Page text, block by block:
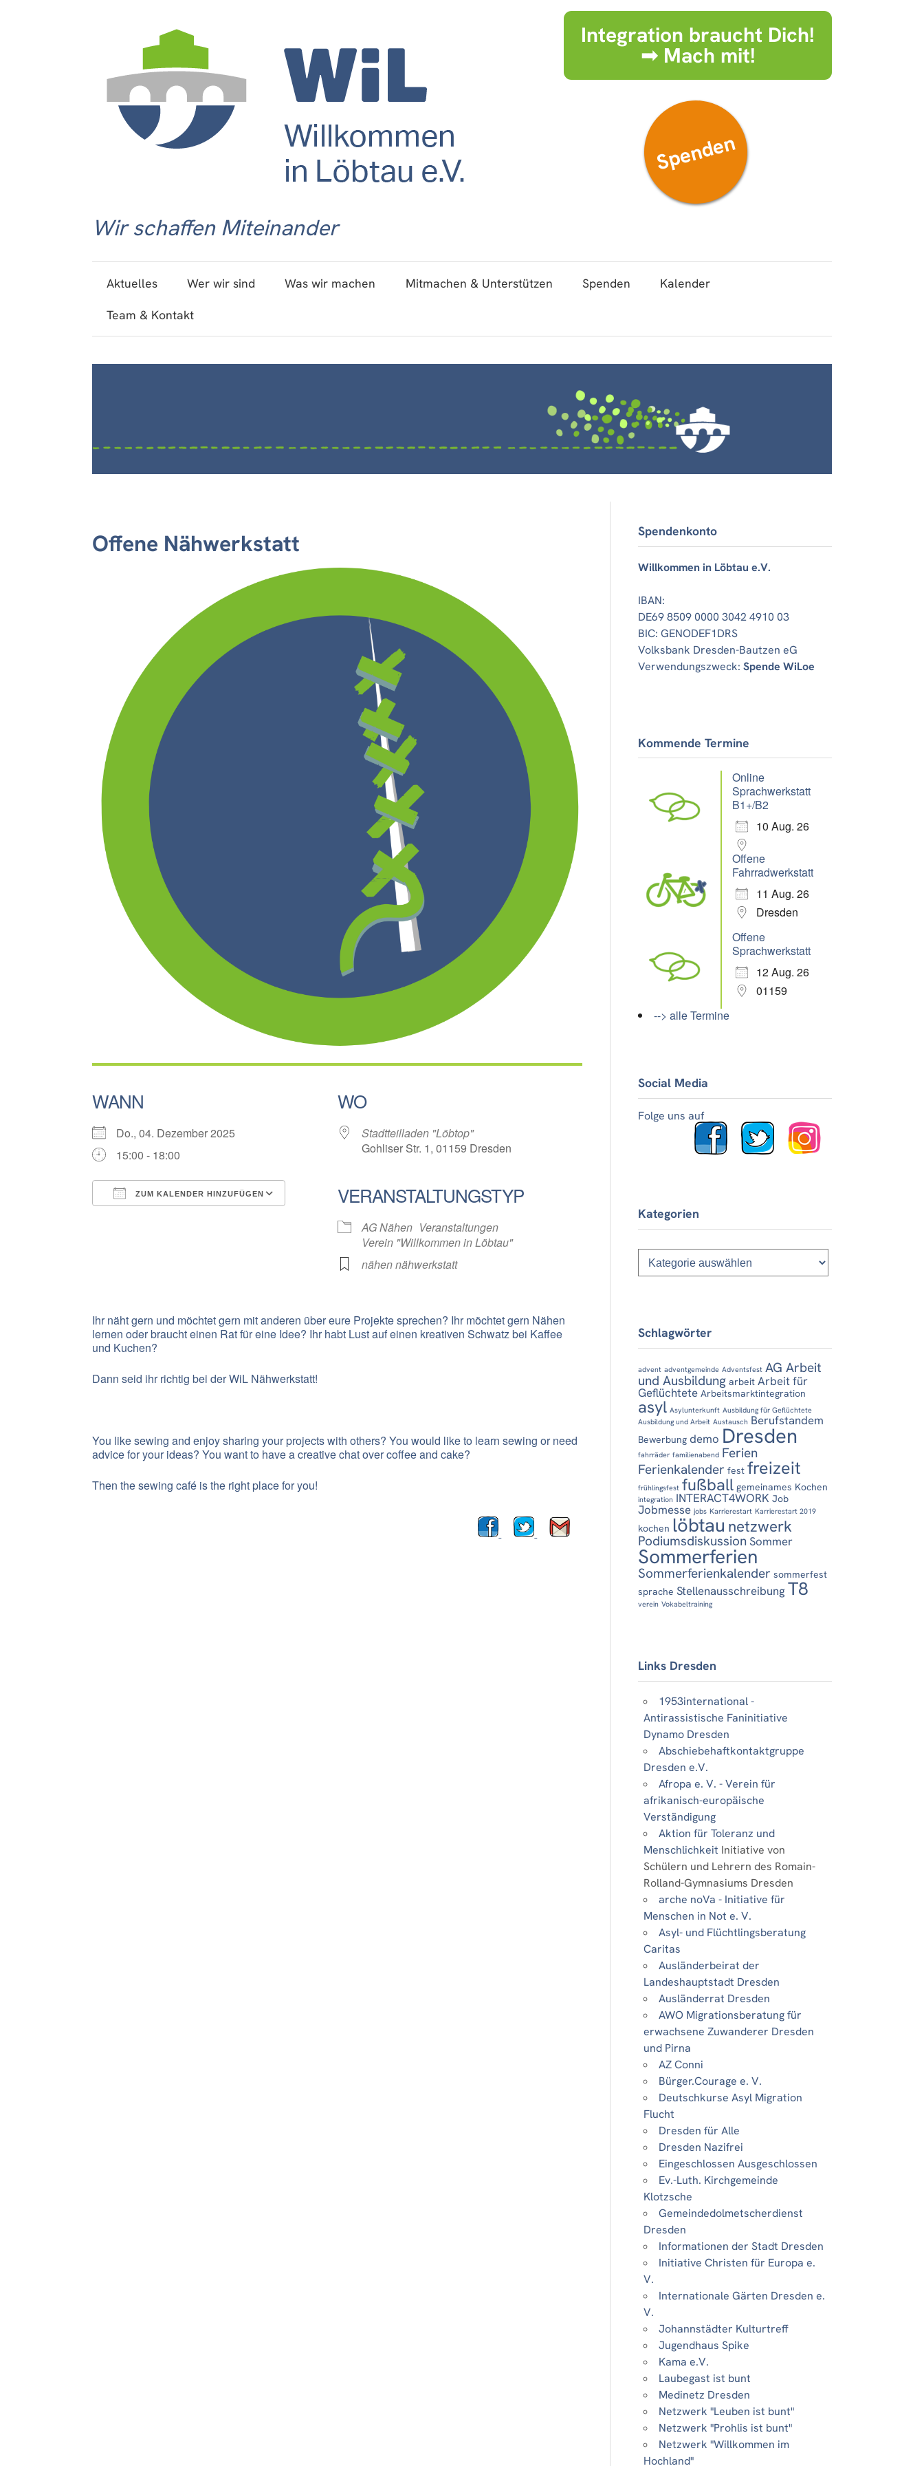
Wir schaffen Miteinander
Integration braucht Dich!
➟ Mach mit!
Spenden
Aktuelles Wer wir sind Was wir machen Mitmachen & Unterstützen Spenden
Kalender
Team & Kontakt
Offene Nähwerkstatt
WANN
Do., 04. Dezember 2025
15:00 - 18:00
ZUM KALENDER HINZUFÜGEN
Google Kalender Office 365
WO
Stadtteilladen "Löbtop"
Gohliser Str. 1, 01159 Dresden
VERANSTALTUNGSTYP
AG Nähen Veranstaltungen
Verein "Willkommen in Löbtau"
nähen nähwerkstatt
Ihr näht gern und möchtet gern mit anderen über eure Projekte sprechen? Ihr möchtet gern Nähen
lernen oder braucht einen Rat für eine Idee? Ihr habt Lust auf einen kreativen Schwatz bei Kaffee
und Kuchen?
Dann seid ihr richtig bei der WiL Nähwerkstatt!
You like sewing and enjoy sharing your projects with others? You would like to learn sewing or need
advice for your ideas? You want to have a creative chat over coffee and cake?
Then the sewing café is the right place for you!
Spendenkonto
Willkommen in Löbtau e.V.
IBAN:
DE69 8509 0000 3042 4910 03
BIC: GENODEF1DRS
Volksbank Dresden-Bautzen eG
Verwendungszweck:Spende WiLoe
Kommende Termine
Online
Sprachwerkstatt
B1+/B2
10 Aug. 26
Offene
Fahrradwerkstatt
11 Aug. 26
Dresden
Offene
Sprachwerkstatt
12 Aug. 26
01159
--> alle Termine
Social Media
Folge uns auf
Kategorien
Kategorien
Schlagwörter
advent adventgemeinde Adventsfest AG Arbeit
und Ausbildung arbeit Arbeit für
Geflüchtete Arbeitsmarktintegration
asyl Asylunterkunft Ausbildung für Geflüchtete
Ausbildung und Arbeit Austausch Berufstandem
Bewerbung demo Dresden
fahrräder familienabend Ferien
Ferienkalender fest freizeit
frühlingsfest fußball gemeinames Kochen
integration INTERACT4WORK Job
Jobmesse jobs Karrierestart Karrierestart 2019
kochen löbtau netzwerk
PodiumsdiskussionSommer
Sommerferien
Sommerferienkalender sommerfest
sprache Stellenausschreibung T8
verein Vokabeltraining
Links Dresden
1953international -
Antirassistische Faninitiative
Dynamo Dresden
Abschiebehaftkontaktgruppe
Dresden e.V.
Afropa e. V. - Verein für
afrikanisch-europäische
Verständigung
Aktion für Toleranz und
Menschlichkeit Initiative von
Schülern und Lehrern des Romain-
Rolland-Gymnasiums Dresden
arche noVa - Initiative für
Menschen in Not e. V.
Asyl- und Flüchtlingsberatung
Caritas
Ausländerbeirat der
Landeshauptstadt Dresden
Ausländerrat Dresden
AWO Migrationsberatung für
erwachsene Zuwanderer Dresden
und Pirna
AZ Conni
Bürger.Courage e. V.
Deutschkurse Asyl Migration
Flucht
Dresden für Alle
Dresden Nazifrei
Eingeschlossen Ausgeschlossen
Ev.-Luth. Kirchgemeinde
Klotzsche
Gemeindedolmetscherdienst
Dresden
Informationen der Stadt Dresden
Initiative Christen für Europa e.
V.
Internationale Gärten Dresden e.
V.
Johannstädter Kulturtreff
Jugendhaus Spike
Kama e.V.
Laubegast ist bunt
Medinetz Dresden
Netzwerk "Leuben ist bunt"
Netzwerk "Prohlis ist bunt"
Netzwerk "Willkommen im
Hochland"